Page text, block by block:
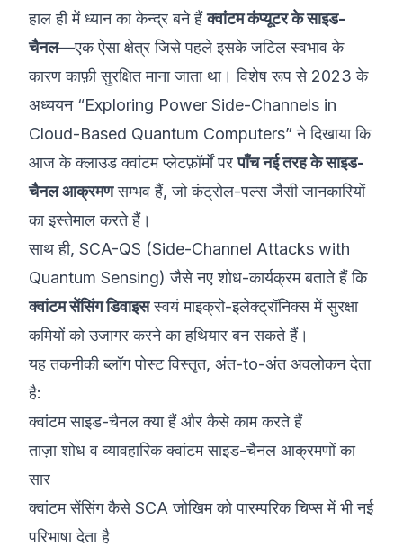
हाल ही में ध्यान का केन्द्र बने हैंक्वांटम कंप्यूटर के साइड-
चैनल—एक ऐसा क्षेत्र जिसे पहले इसके जटिल स्वभाव के
कारण काफ़ी सुरक्षित माना जाता था। विशेष रूप से 2023 के
अध्ययन “Exploring Power Side-Channels in
Cloud-Based Quantum Computers” ने दिखाया कि
आज के क्लाउड क्वांटम प्लेटफ़ॉर्मों परपाँच नई तरह के साइड-
चैनल आक्रमणसम्भव हैं, जो कंट्रोल-पल्स जैसी जानकारियों
का इस्तेमाल करते हैं।
साथ ही, SCA-QS (Side-Channel Attacks with
Quantum Sensing) जैसे नए शोध-कार्यक्रम बताते हैं कि
क्वांटम सेंसिंग डिवाइसस्वयं माइक्रो-इलेक्ट्रॉनिक्स में सुरक्षा
कमियों को उजागर करने का हथियार बन सकते हैं।
यह तकनीकी ब्लॉग पोस्ट विस्तृत, अंत-to-अंत अवलोकन देता
है:
क्वांटम साइड-चैनल क्या हैं और कैसे काम करते हैं
ताज़ा शोध व व्यावहारिक क्वांटम साइड-चैनल आक्रमणों का
सार
क्वांटम सेंसिंग कैसे SCA जोखिम को पारम्परिक चिप्स में भी नई
परिभाषा देता है